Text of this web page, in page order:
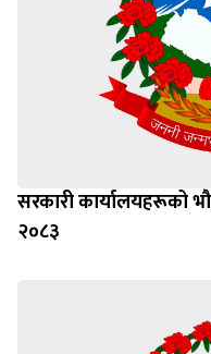
सरकारी कार्यालयहरूको
२०८३